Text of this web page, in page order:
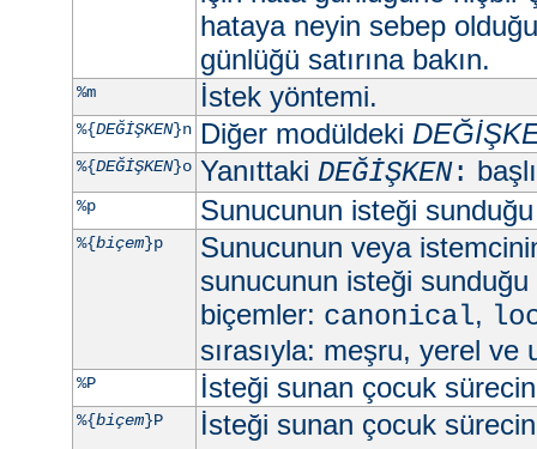
hataya neyin sebep
günlüğü satırına bakın.
%m İstek yöntemi.
%{DEĞİŞKEN}n Diğer modüldeki
%{DEĞİŞKEN}o Yanıttaki DEĞİŞKEN:
%p Sunucunun isteği
%{biçem}p
Sunucunun veya
sunucunun isteği
biçemler: canonical,
sırasıyla: meşru, yerel ve
%P İsteği sunan çocuk
%{biçem}P
İsteği sunan çocuk